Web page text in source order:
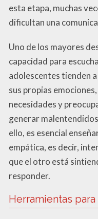
esta etapa, muchas
dificultan una
Uno de los mayores
capacidad para
adolescentes tienden
sus propias
necesidades y
generar
ello, es esencial
empática, es decir,
que el otro está
responder.
Herramientas